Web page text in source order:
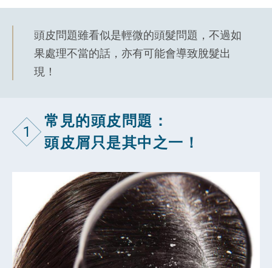
頭皮問題雖看似是輕微的頭髮問題，不過如
果處理不當的話，亦有可能會導致脫髮出
現！
1
常見的頭皮問題：
頭皮屑只是其中之一！